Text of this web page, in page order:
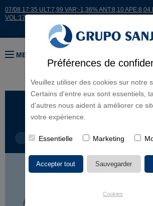
Préférences de
Veuillez utiliser des cookies sur notre
Certains d'entre eux sont essentiels,
d'autres nous aident à améliorer ce
votre expérience.
Essentielle Marketing
Cookies
07/08 17:35 ULT:7,99 VAR:-1,36% ANT:8,10 APE:8,04
VOL:17664
MENU
LIGNES D'ACTIVITÉ
TYPE DE PROJET NOM